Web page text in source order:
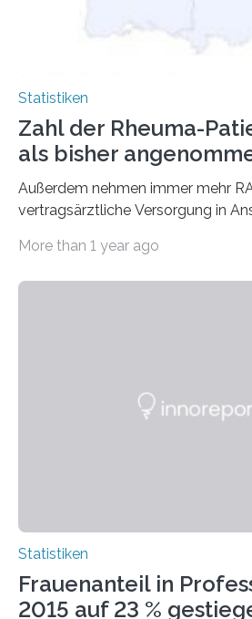
Statistiken
Zahl der Rheuma-
als bisher
Außerdem nehmen immer mehr
vertragsärztliche Versorgung in
More than 1 year ago
Statistiken
Frauenanteil in
2015 auf 23 %